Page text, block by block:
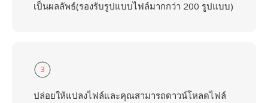
เป็นผลลัพธ์(รองรับรูปแบบไฟล์มากกว่า 200 รูปแบบ)
3
ปล่อยให้แปลงไฟล์และคุณสามารถดาวน์โหลดไฟล์